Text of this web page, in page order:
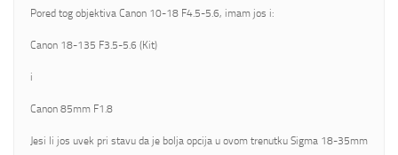
Pored tog objektiva Canon 10-18 F4.5-5.6, imam jos i:
Canon 18-135 F3.5-5.6 (Kit)
i
Canon 85mm F1.8
Jesi li jos uvek pri stavu da je bolja opcija u ovom trenutku Sigma 18-35mm